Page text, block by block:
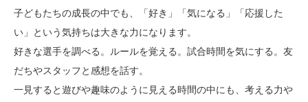
子どもたちの成長の中でも、「好き」「気になる」「応援した
い」という気持ちは大きな力になります。
好きな選手を調べる。ルールを覚える。試合時間を気にする。友
だちやスタッフと感想を話す。
一見すると遊びや趣味のように見える時間の中にも、考える力や